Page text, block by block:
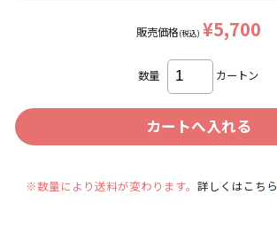
販売価格(税込) ¥5,700
数量 カートン
※数量により送料が変わります。詳しくはこちら